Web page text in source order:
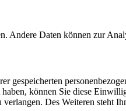
Andere Daten können zur
können Sie diese
Des Weiteren steht